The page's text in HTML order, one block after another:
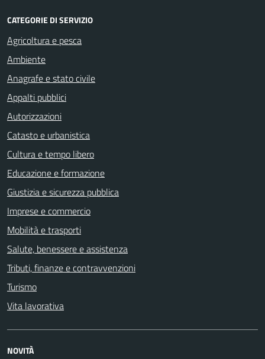
CATEGORIE DI SERVIZIO
Agricoltura e pesca
Ambiente
Anagrafe e stato civile
Appalti pubblici
Autorizzazioni
Catasto e urbanistica
Cultura e tempo libero
Educazione e formazione
Giustizia e sicurezza pubblica
Imprese e commercio
Mobilità e trasporti
Salute, benessere e assistenza
Tributi, finanze e contravvenzioni
Turismo
Vita lavorativa
NOVITÀ